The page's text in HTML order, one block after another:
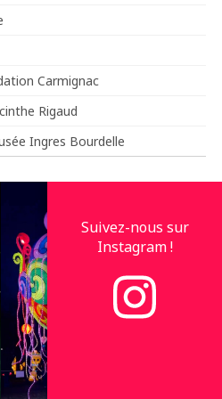
Carmignac
Rigaud
Ingres Bourdelle
Suivez-nous sur
Instagram !